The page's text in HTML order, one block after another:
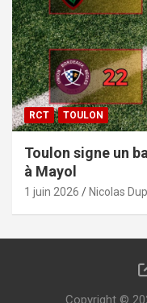
RCT TOULON
Toulon signe un
à Mayol
1 juin 2026 Nicolas
Copyright ©